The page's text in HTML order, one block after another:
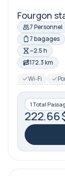
Fourgon
7 Personnel
7 bagages
~2.5 h
172.3 km
Wi-Fi
1 Total
222.66